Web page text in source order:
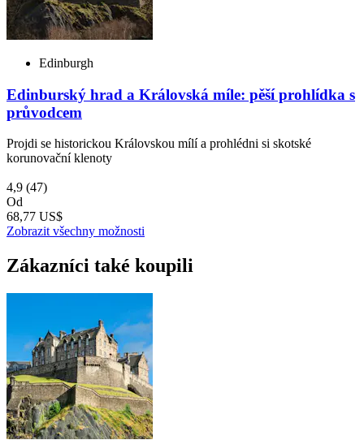
Edinburgh
Edinburský hrad a Královská míle: pěší prohlídka s
průvodcem
Projdi se historickou Královskou mílí a prohlédni si skotské
korunovační klenoty
4,9 (47)
Od
68,77 US$
Zobrazit všechny možnosti
Zákazníci také koupili